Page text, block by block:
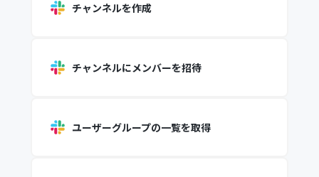
チャンネルを作成
チャンネルにメンバーを招待
ユーザーグループの一覧を取得